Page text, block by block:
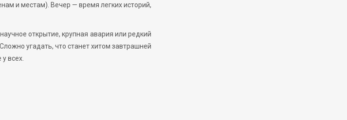
и местам). Вечер — время легких историй,
открытие, крупная авария или редкий
угадать, что станет хитом завтрашней
всех.